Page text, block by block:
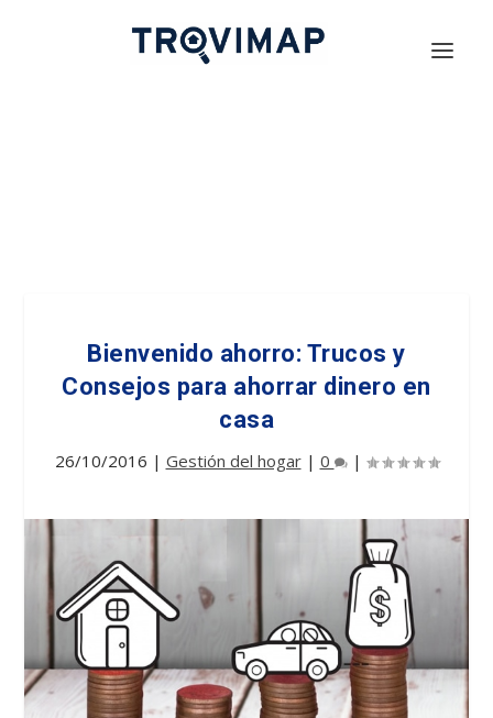
Bienvenido ahorro: Trucos y
Consejos para ahorrar dinero en
casa
26/10/2016 | Gestión del hogar| 0 |